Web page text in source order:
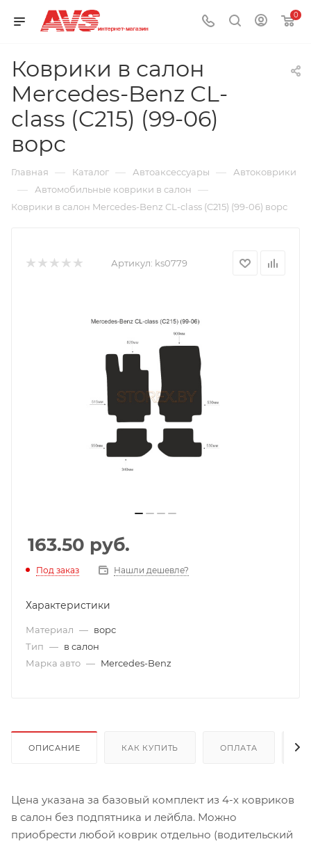
0
Коврики в салон
Mercedes-Benz CL-
class (C215) (99-06)
ворс
Главная — Каталог — Автоаксессуары — Автоковрики
— Автомобильные коврики в салон —
Коврики в салон Mercedes-Benz CL-class (C215) (99-06) ворс
Артикул: ks0779
163.50 руб.
Под заказ Нашли дешевле?
Характеристики
Материал — ворс
Тип — в салон
Марка авто — Mercedes-Benz
ОПИСАНИЕ КАК КУПИТЬ ОПЛАТА
Цена указана за базовый комплект из 4-х ковриков
в салон без подпятника и лейбла. Можно
приобрести любой коврик отдельно (водительский